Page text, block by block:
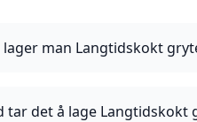
lager man Langtidskokt
tar det å lage